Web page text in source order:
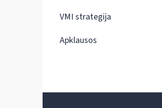
VMI strategija
Apklausos